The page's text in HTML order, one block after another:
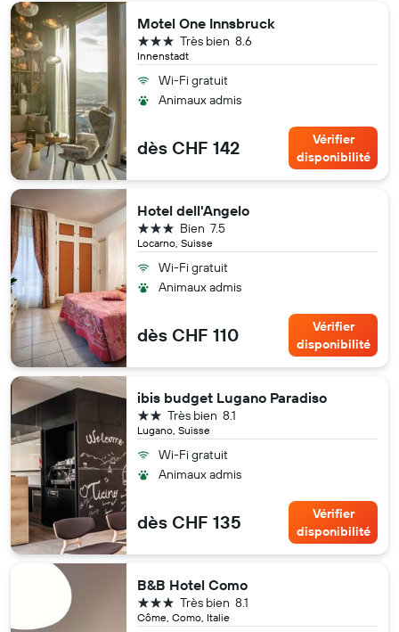
Motel One Innsbruck
Innenstadt
8.6
Très bien
3 étoiles
Wi-Fi gratuit
Animaux admis
dès CHF 142
Vérifier
disponibilité
Hotel dell'Angelo
Locarno, Suisse
7.5
Bien
3 étoiles
Wi-Fi gratuit
Animaux admis
dès CHF 110
Vérifier
disponibilité
ibis budget Lugano Paradiso
Lugano, Suisse
8.1
Très bien
2 étoiles
Wi-Fi gratuit
Animaux admis
dès CHF 135
Vérifier
disponibilité
B&B Hotel Como
Côme, Como, Italie
8.1
Très bien
3 étoiles